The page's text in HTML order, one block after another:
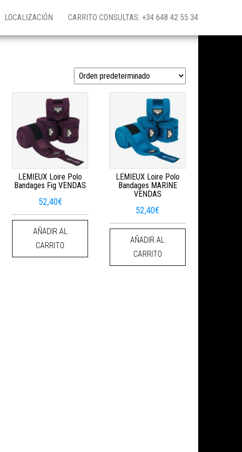
LOCALIZACIÓN CARRITO CONSULTAS: +34 648 42 55 34
LEMIEUX Loire Polo
Bandages Fig VENDAS
52,40€
AÑADIR AL
CARRITO
LEMIEUX Loire Polo
Bandages MARINE
VENDAS
52,40€
AÑADIR AL
CARRITO